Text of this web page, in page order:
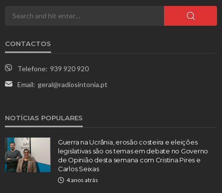
CONTACTOS
Telefone: 939 920 920
Email: geral@radiosintonia.pt
NOTÍCIAS POPULARES
Guerra na Ucrânia, erosão costeira e eleições
legislativas são os temas em debate no Governo
de Opinião desta semana com Cristina Pires e
Carlos Seixas
4 anos atrás